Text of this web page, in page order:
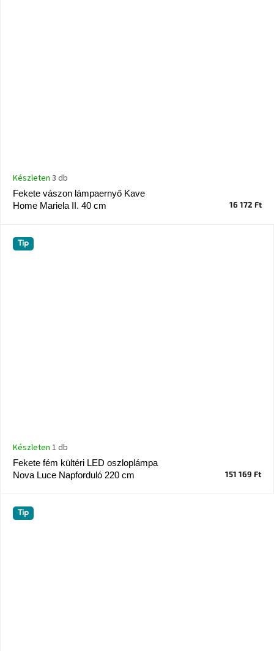
Fekete vászon lámpaernyő Kave
Home Mariela II. 40 cm
Készleten 3 db
16 172 Ft
Tip
Fekete fém kültéri LED oszloplámpa
Nova Luce Napforduló 220 cm
Készleten 1 db
151 169 Ft
Tip